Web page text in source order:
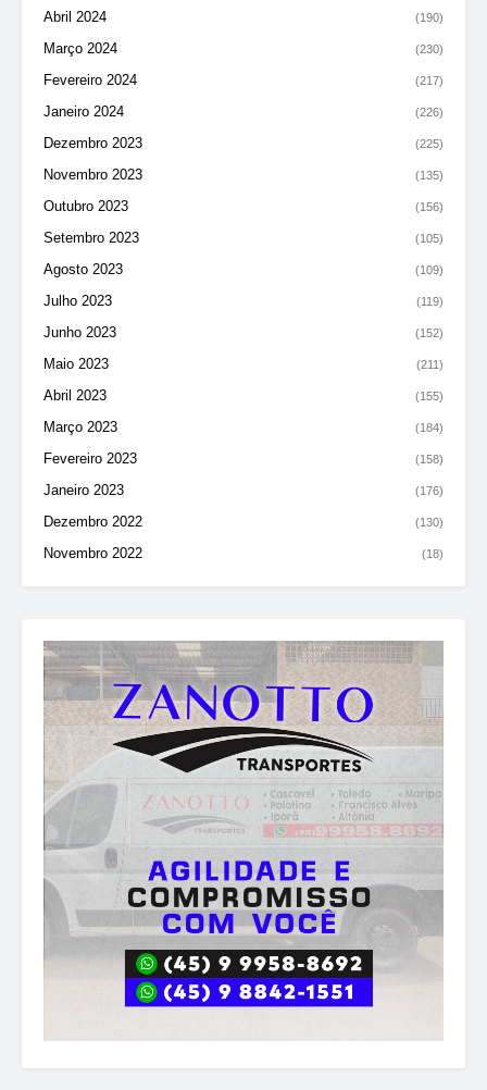
Abril 2024 (190)
Março 2024 (230)
Fevereiro 2024 (217)
Janeiro 2024 (226)
Dezembro 2023 (225)
Novembro 2023 (135)
Outubro 2023 (156)
Setembro 2023 (105)
Agosto 2023 (109)
Julho 2023 (119)
Junho 2023 (152)
Maio 2023 (211)
Abril 2023 (155)
Março 2023 (184)
Fevereiro 2023 (158)
Janeiro 2023 (176)
Dezembro 2022 (130)
Novembro 2022 (18)